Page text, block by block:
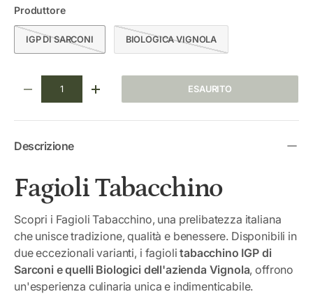
Produttore
IGP DI SARCONI BIOLOGICA VIGNOLA
DIMINUIRE LA QUANTITÀAUMENTA LA QUANTITÀESAURITO
Descrizione
Fagioli Tabacchino
Scopri i Fagioli Tabacchino, una prelibatezza italiana
che unisce tradizione, qualità e benessere. Disponibili in
due eccezionali varianti, i fagiolitabacchino IGP di
Sarconi e quelli Biologici dell'azienda Vignola, offrono
un'esperienza culinaria unica e indimenticabile.